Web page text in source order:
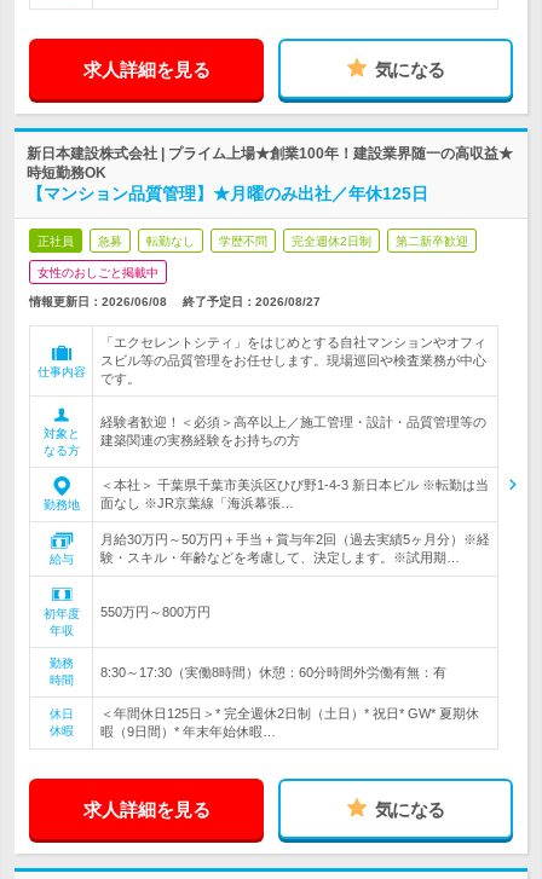
求人詳細を見る 気になる
新日本建設株式会社 | プライム上場★創業100年！建設業界随一の高収益★
時短勤務OK
【マンション品質管理】★月曜のみ出社／年休125日
正社員 急募 転勤なし 学歴不問 完全週休2日制 第二新卒歓迎
女性のおしごと掲載中
情報更新日：2026/06/08 終了予定日： 2026/08/27
仕事内容
「エクセレントシティ」をはじめとする自社マンションやオフィ
スビル等の品質管理をお任せします。現場巡回や検査業務が中心
です。
対象と
なる方
経験者歓迎！＜必須＞高卒以上／施工管理・設計・品質管理等の
建築関連の実務経験をお持ちの方
勤務地
＜本社＞ 千葉県千葉市美浜区ひび野1-4-3 新日本ビル ※転勤は当
面なし ※JR京葉線「海浜幕張…
給与
月給30万円～50万円＋手当＋賞与年2回（過去実績5ヶ月分）※経
験・スキル・年齢などを考慮して、決定します。※試用期…
初年度
年収
550万円～800万円
勤務
時間
8:30～17:30（実働8時間）休憩：60分時間外労働有無：有
休日
休暇
＜年間休日125日＞* 完全週休2日制（土日）* 祝日* GW* 夏期休
暇（9日間）* 年末年始休暇…
求人詳細を見る 気になる